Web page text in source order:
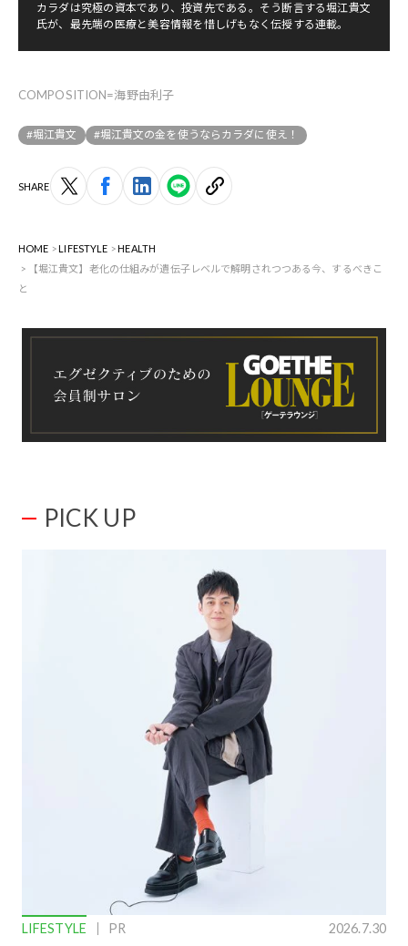
カラダは究極の資本であり、投資先である。そう断言する堀江貴文
氏が、最先端の医療と美容情報を惜しげもなく伝授する連載。
COMPOSITION=海野由利子
#堀江貴文 #堀江貴文の金を使うならカラダに使え！
SHARE
HOME LIFESTYLE
HEALTH
【堀江貴文】老化の仕組みが遺伝子レベルで解明されつつある今、するべきこ
と
PICK UP
LIFESTYLE PR 2026.7.30